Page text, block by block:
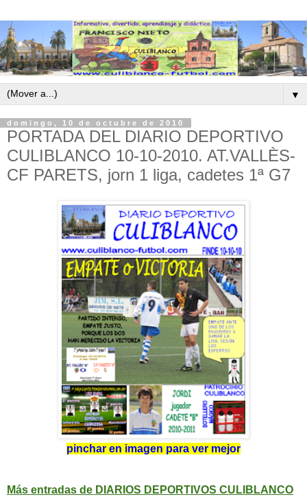
▼
domingo, 10 de octubre de 2010
PORTADA DEL DIARIO DEPORTIVO
CULIBLANCO 10-10-2010. AT.VALLÈS-
CF PARETS, jorn 1 liga, cadetes 1ª G7
pinchar en imagen para ver mejor
Más entradas de DIARIOS DEPORTIVOS CULIBLANCO